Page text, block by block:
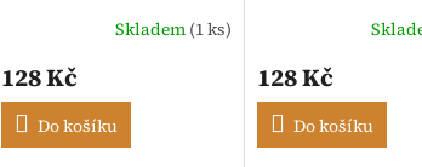
Skladem (1 ks)
128 Kč
Do košíku
128 Kč
Do košíku